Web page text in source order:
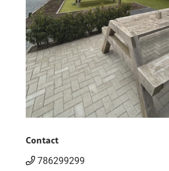
Contact
786299299